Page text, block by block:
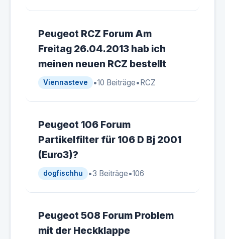
Peugeot RCZ Forum Am
Freitag 26.04.2013 hab ich
meinen neuen RCZ bestellt
Viennasteve •10 Beiträge•RCZ
Peugeot 106 Forum
Partikelfilter für 106 D Bj 2001
(Euro3)?
dogfischhu •3 Beiträge•106
Peugeot 508 Forum Problem
mit der Heckklappe